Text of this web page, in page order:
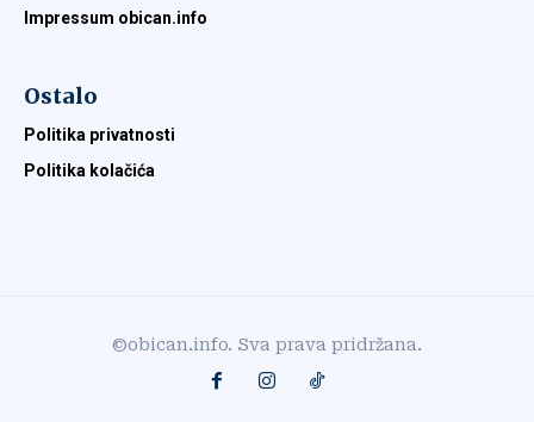
Impressum obican.info
Ostalo
Politika privatnosti
Politika kolačića
©obican.info. Sva prava pridržana.